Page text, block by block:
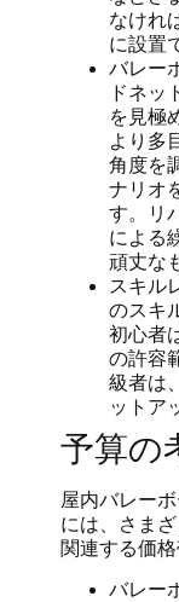
なけれ
に設置
バレー
ドネッ
を見極
より多
角度を
ナリオ
す。リ
による
頑丈な
スキル
のスキ
初心者
の許容
級者は
ットア
予算の
屋内バレー
には、さま
関連する価
バレー